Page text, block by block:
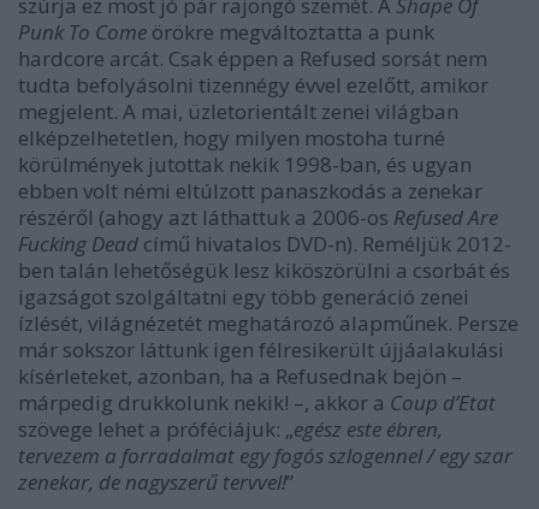
Punk To Come örökre megváltoztatta a punk
hardcore arcát. Csak éppen a Refused sorsát nem
tudta befolyásolni tizennégy évvel ezelőtt, amikor
megjelent. A mai, üzletorientált zenei világban
elképzelhetetlen, hogy milyen mostoha turné
körülmények jutottak nekik 1998-ban, és ugyan
ebben volt némi eltúlzott panaszkodás a zenekar
részéről (ahogy azt láthattuk a 2006-os Refused Are
Fucking Dead című hivatalos DVD-n). Reméljük 2012-
ben talán lehetőségük lesz kiköszörülni a csorbát és
igazságot szolgáltatni egy több generáció zenei
ízlését, világnézetét meghatározó alapműnek. Persze
már sokszor láttunk igen félresikerült újjáalakulási
kísérleteket, azonban, ha a Refusednak bejön –
márpedig drukkolunk nekik! –, akkor a Coup d’Etat
szövege lehet a próféciájuk: „egész este ébren,
tervezem a forradalmat egy fogós szlogennel / egy szar
zenekar, de nagyszerű tervvel!”